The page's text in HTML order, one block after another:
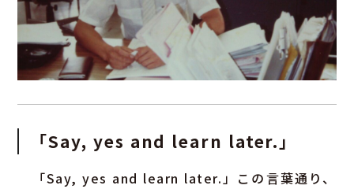
「Say, yes and learn later.」
「Say, yes and learn later.」この言葉通り、